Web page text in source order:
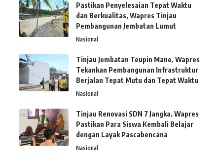
Pastikan Penyelesaian Tepat Waktu
dan Berkualitas, Wapres Tinjau
Pembangunan Jembatan Lumut
Nasional
Tinjau Jembatan Teupin Mane, Wapres
Tekankan Pembangunan Infrastruktur
Berjalan Tepat Mutu dan Tepat Waktu
Nasional
Tinjau Renovasi SDN 7 Jangka, Wapres
Pastikan Para Siswa Kembali Belajar
dengan Layak Pascabencana
Nasional